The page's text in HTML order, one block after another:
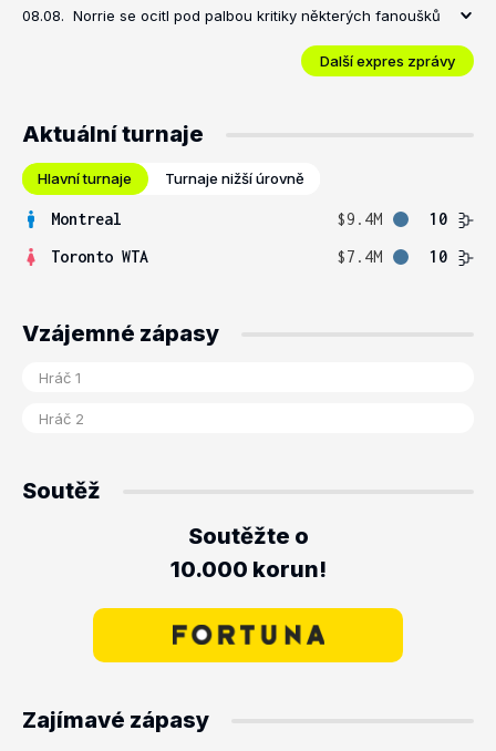
08.08. Norrie se ocitl pod palbou kritiky některých fanoušků
Další expres zprávy
Aktuální turnaje
Hlavní turnaje Turnaje nižší úrovně
Montreal $9.4M
10
Toronto WTA
$7.4M 10
Vzájemné zápasy
Soutěž
Soutěžte o
10.000 korun!
Zajímavé zápasy